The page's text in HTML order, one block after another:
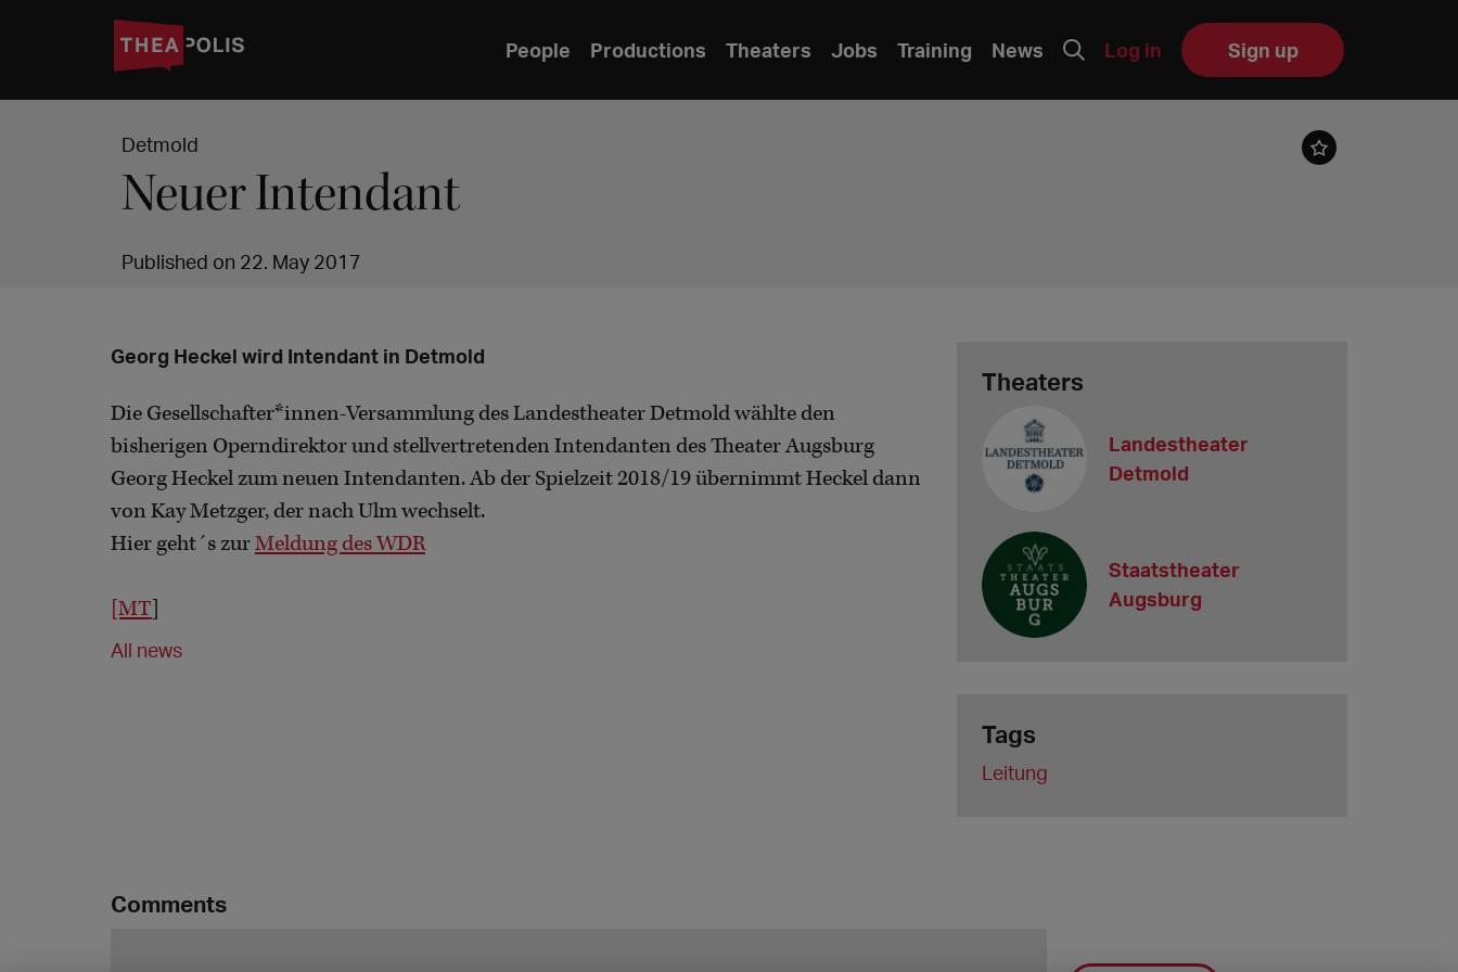
People Productions Theaters Jobs Training News Log in Sign up
Detmold
Neuer Intendant
Published on 22. May 2017
Georg Heckel wird Intendant in Detmold
Die Gesellschafter*innen-Versammlung des Landestheater Detmold wählte den
bisherigen Operndirektor und stellvertretenden Intendanten des Theater Augsburg
Georg Heckel zum neuen Intendanten. Ab der Spielzeit 2018/19 übernimmt Heckel dann
von Kay Metzger, der nach Ulm wechselt.
Hier geht´s zurMeldung des WDR
[MT
All news
Theaters
Landestheater
Detmold
Staatstheater
Augsburg
Tags
Leitung
Comments